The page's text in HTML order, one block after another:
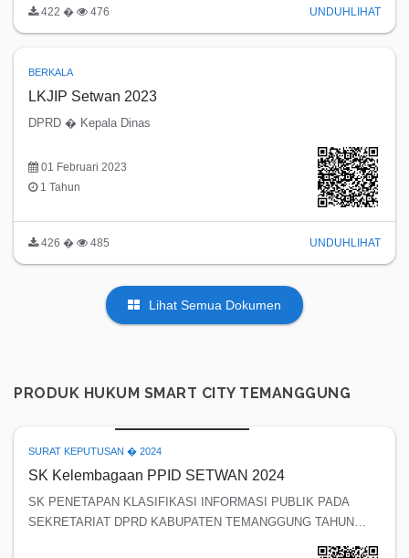
422 � 476 UNDUH LIHAT
BERKALA
LKJIP Setwan 2023
DPRD � Kepala Dinas
01 Februari 2023
1 Tahun
426 � 485 UNDUH LIHAT
Lihat Semua Dokumen
PRODUK HUKUM SMART CITY TEMANGGUNG
SURAT KEPUTUSAN � 2024
SK Kelembagaan PPID SETWAN 2024
SK PENETAPAN KLASIFIKASI INFORMASI PUBLIK PADA
SEKRETARIAT DPRD KABUPATEN TEMANGGUNG TAHUN